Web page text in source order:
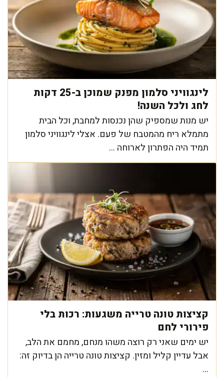
לינגוויני סלמון מפנק שמוכן ב-25 דקות
לחג ולכל השנה!
יש מנות שמספיק שהן נכנסות למחבת, וכל הבית
מתמלא ריח מהמטבח של פעם. אצלי לינגוויני סלמון
תמיד היה הפתרון לארוחה ...
קציצות טונה טרייה משגעות: רכות בלי
פירורי לחם
יש ימים שאני רק רוצה משהו מנחם, מחמם את הלב,
אבל עדיין קליל ומזין. קציצות טונה טרייה הן בדיוק זה:
...